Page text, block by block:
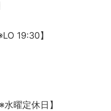
19:30】
曜定休日】